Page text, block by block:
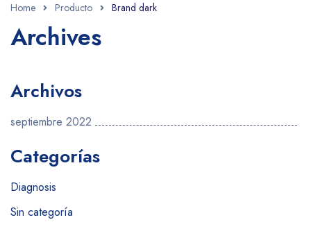
Home Producto Brand dark
Archives
Archivos
septiembre 2022
Categorías
Diagnosis
Sin categoría